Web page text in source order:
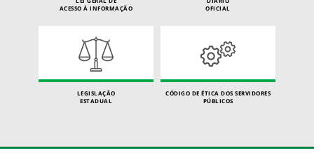
ACESSO À INFORMAÇÃO
OFICIAL
LEGISLAÇÃO
ESTADUAL
CÓDIGO DE ÉTICA DOS SERVIDORES
PÚBLICOS